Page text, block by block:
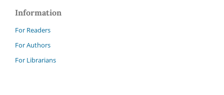
Information
For Readers
For Authors
For Librarians